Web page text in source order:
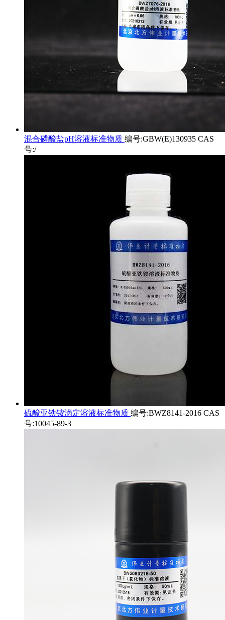
混合磷酸盐pH溶液标准物质 编号:GBW(E)130935 CAS
号:/
硫酸亚铁铵滴定溶液标准物质 编号:BWZ8141-2016 CAS
号:10045-89-3